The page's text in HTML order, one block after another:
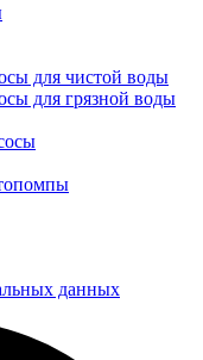
для чистой воды
для грязной воды
данных